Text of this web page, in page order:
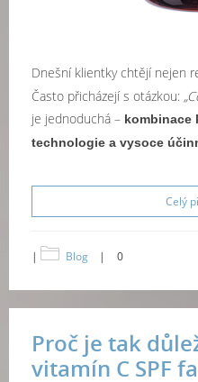
Dnešní klientky chtějí nejen
Často přicházejí s otázkou:
je jednoduchá – kombinace
technologie a vysoce
Celý
| Blog | 0
Proč je tak
vitamín C SPF